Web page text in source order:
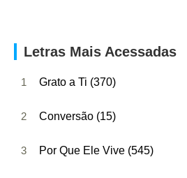
Letras Mais Acessadas
1 Grato a Ti (370)
2 Conversão (15)
3 Por Que Ele Vive (545)